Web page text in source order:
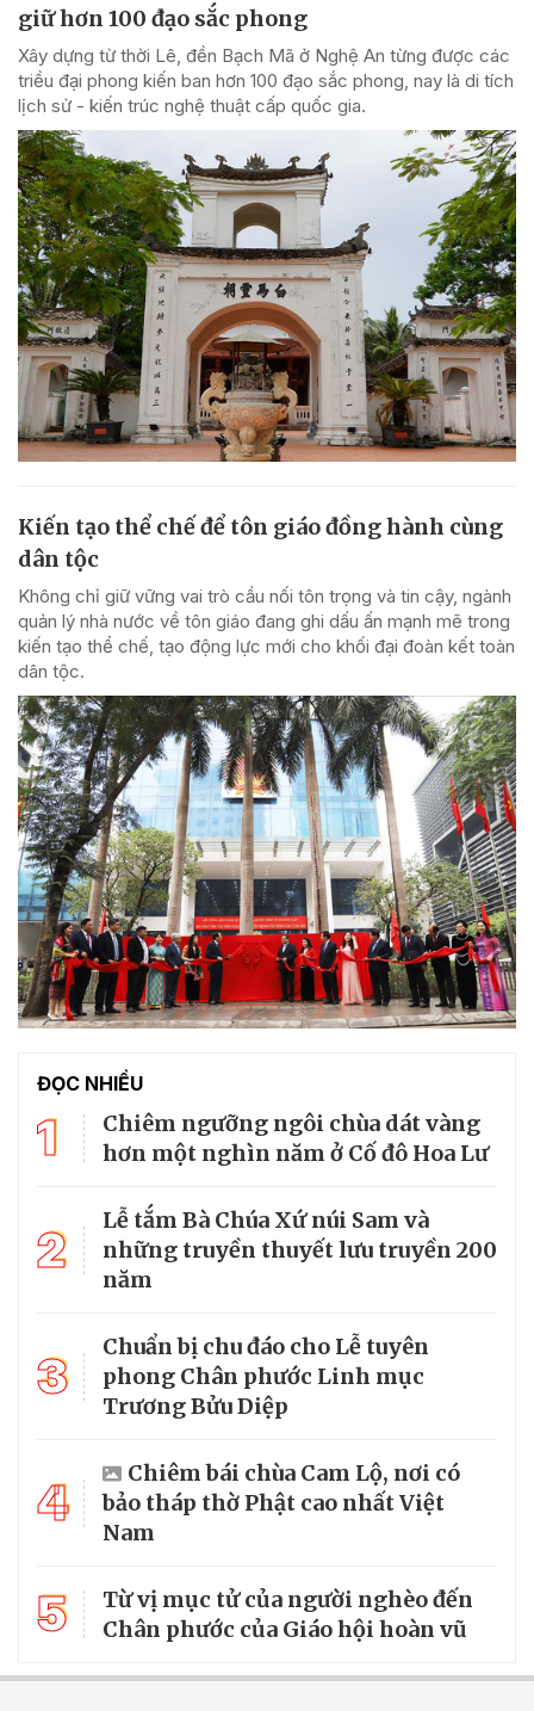
giữ hơn 100 đạo sắc phong
Xây dựng từ thời Lê, đền Bạch Mã ở Nghệ An từng được các
triều đại phong kiến ban hơn 100 đạo sắc phong, nay là di tích
lịch sử - kiến trúc nghệ thuật cấp quốc gia.
Kiến tạo thể chế để tôn giáo đồng hành cùng
dân tộc
Không chỉ giữ vững vai trò cầu nối tôn trọng và tin cậy, ngành
quản lý nhà nước về tôn giáo đang ghi dấu ấn mạnh mẽ trong
kiến tạo thể chế, tạo động lực mới cho khối đại đoàn kết toàn
dân tộc.
ĐỌC NHIỀU
1
Chiêm ngưỡng ngôi chùa dát vàng
hơn một nghìn năm ở Cố đô Hoa Lư
2
Lễ tắm Bà Chúa Xứ núi Sam và
những truyền thuyết lưu truyền 200
năm
3
Chuẩn bị chu đáo cho Lễ tuyên
phong Chân phước Linh mục
Trương Bửu Diệp
4
Chiêm bái chùa Cam Lộ, nơi có
bảo tháp thờ Phật cao nhất Việt
Nam
5
Từ vị mục tử của người nghèo đến
Chân phước của Giáo hội hoàn vũ